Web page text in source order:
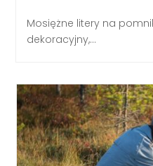
Mosiężne litery na
dekoracyjny,...